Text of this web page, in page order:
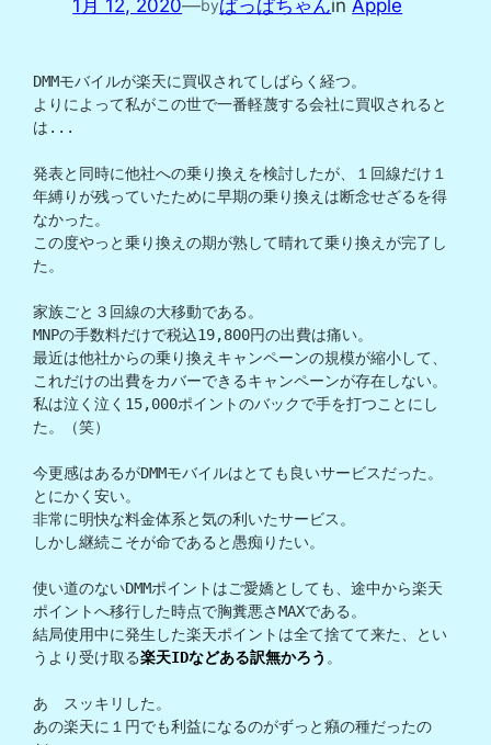
1月 12, 2020—byぱっぱちゃんin Apple
DMMモバイルが楽天に買収されてしばらく経つ。
よりによって私がこの世で一番軽蔑する会社に買収されると
は...
発表と同時に他社への乗り換えを検討したが、１回線だけ１
年縛りが残っていたために早期の乗り換えは断念せざるを得
なかった。
この度やっと乗り換えの期が熟して晴れて乗り換えが完了し
た。
家族ごと３回線の大移動である。
MNPの手数料だけで税込19,800円の出費は痛い。
最近は他社からの乗り換えキャンペーンの規模が縮小して、
これだけの出費をカバーできるキャンペーンが存在しない。
私は泣く泣く15,000ポイントのバックで手を打つことにし
た。（笑）
今更感はあるがDMMモバイルはとても良いサービスだった。
とにかく安い。
非常に明快な料金体系と気の利いたサービス。
しかし継続こそが命であると愚痴りたい。
使い道のないDMMポイントはご愛嬌としても、途中から楽天
ポイントへ移行した時点で胸糞悪さMAXである。
結局使用中に発生した楽天ポイントは全て捨てて来た、とい
うより受け取る楽天IDなどある訳無かろう 。
あゝスッキリした。
あの楽天に１円でも利益になるのがずっと癪の種だったの